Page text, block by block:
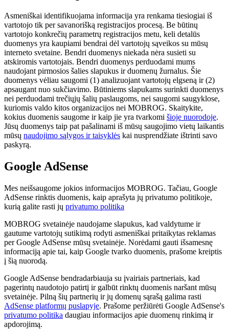
Asmeniškai identifikuojama informacija yra renkama tiesiogiai iš
vartotojo tik per savanorišką registracijos procesą. Be būtinų
vartotojo konkrečių parametrų registracijos metu, keli detalūs
duomenys yra kaupiami bendrai dėl vartotojų sąveikos su mūsų
interneto svetaine. Bendri duomenys niekada nėra susieti su
atskiromis vartotojais. Bendri duomenys perduodami mums
naudojant pirmosios šalies slapukus ir duomenų žurnalus. Šie
duomenys vėliau saugomi (1) analizuojant vartotojų elgseną ir (2)
apsaugant nuo sukčiavimo. Būtiniems slapukams surinkti duomenys
nei perduodami trečiųjų šalių paslaugoms, nei saugomi saugyklose,
kuriomis valdo kitos organizacijos nei MOBROG. Skaitykite,
kokius duomenis saugome ir kaip jie yra tvarkomi šioje nuorodoje.
Jūsų duomenys taip pat pašalinami iš mūsų saugojimo vietų laikantis
mūsų naudojimo sąlygos ir taisyklės kai nusprendžiate ištrinti savo
paskyrą.
Google AdSense
Mes neišsaugome jokios informacijos MOBROG. Tačiau, Google
AdSense rinktis duomenis, kaip aprašyta jų privatumo politikoje,
kurią galite rasti jų privatumo politika
MOBROG svetainėje naudojame slapukus, kad valdytume ir
gautume vartotojų sutikimą rodyti asmeniškai pritaikytas reklamas
per Google AdSense mūsų svetainėje. Norėdami gauti išsamesnę
informaciją apie tai, kaip Google tvarko duomenis, prašome kreiptis
į šią nuorodą.
Google AdSense bendradarbiauja su įvairiais partneriais, kad
pagerintų naudotojo patirtį ir galbūt rinktų duomenis naršant mūsų
svetainėje. Pilną šių partnerių ir jų domenų sąrašą galima rasti
AdSense platformų puslapyje. Prašome peržiūrėti Google AdSense's
privatumo politika daugiau informacijos apie duomenų rinkimą ir
apdorojimą.